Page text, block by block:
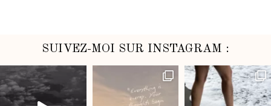
SUIVEZ-MOI SUR INSTAGRAM :